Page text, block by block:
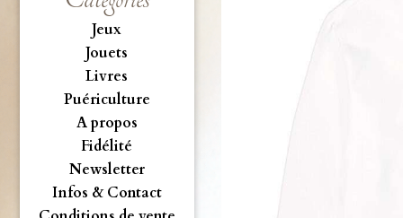
Jeux
Jouets
Livres
Puériculture
A propos
Fidélité
Newsletter
Infos & Contact